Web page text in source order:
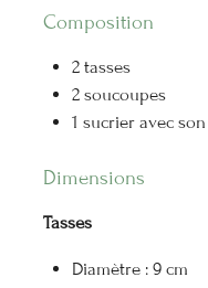
Composition
2 tasses
2 soucoupes
1 sucrier avec
Dimensions
Tasses
Diamètre : 9 cm